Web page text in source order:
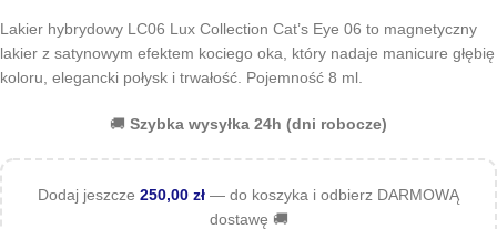
Lakier hybrydowy LC06 Lux Collection Cat’s Eye 06 to magnetyczny
lakier z satynowym efektem kociego oka, który nadaje manicure głębię
koloru, elegancki połysk i trwałość. Pojemność 8 ml.
🚚 Szybka wysyłka 24h (dni robocze)
Dodaj jeszcze 250,00 zł — do koszyka i odbierz DARMOWĄ
dostawę 🚚